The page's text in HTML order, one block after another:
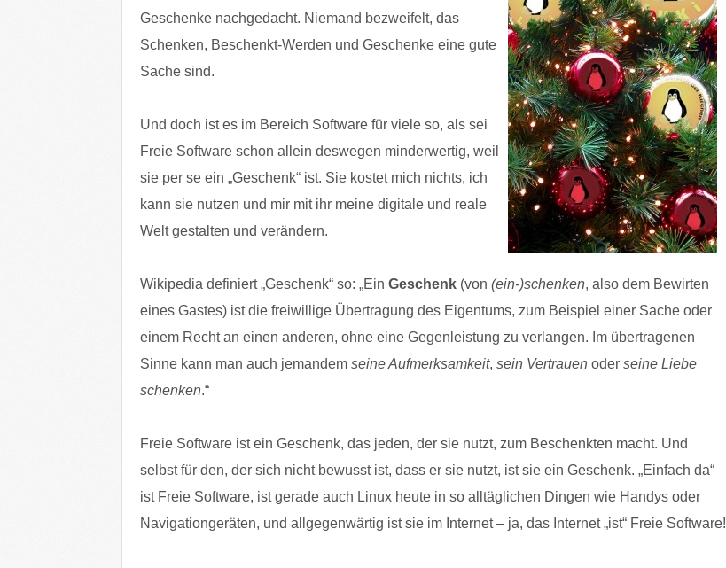
Geschenke nachgedacht. Niemand bezweifelt, das
Schenken, Beschenkt-Werden und Geschenke eine gute
Sache sind.
Und doch ist es im Bereich Software für viele so, als sei
Freie Software schon allein deswegen minderwertig, weil
sie per se ein „Geschenk“ ist. Sie kostet mich nichts, ich
kann sie nutzen und mir mit ihr meine digitale und reale
Welt gestalten und verändern.
Wikipedia definiert „Geschenk“ so: „Ein Geschenk (von (ein-)schenken, also dem Bewirten
eines Gastes) ist die freiwillige Übertragung des Eigentums, zum Beispiel einer Sache oder
einem Recht an einen anderen, ohne eine Gegenleistung zu verlangen. Im übertragenen
Sinne kann man auch jemandem seine Aufmerksamkeit, sein Vertrauen oder seine Liebe
schenken.“
Freie Software ist ein Geschenk, das jeden, der sie nutzt, zum Beschenkten macht. Und
selbst für den, der sich nicht bewusst ist, dass er sie nutzt, ist sie ein Geschenk. „Einfach da“
ist Freie Software, ist gerade auch Linux heute in so alltäglichen Dingen wie Handys oder
Navigationgeräten, und allgegenwärtig ist sie im Internet – ja, das Internet „ist“ Freie Software!